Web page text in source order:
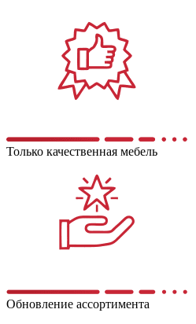
Только качественная мебель
Обновление ассортимента